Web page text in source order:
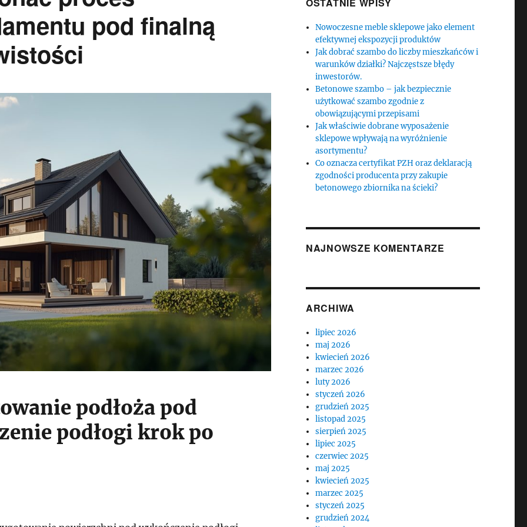
pod finalną
podłoża pod
podłogi krok po
Nowoczesne meble sklepowe jako element
efektywnej ekspozycji produktów
Jak dobrać szambo do liczby mieszkańców i
warunków działki? Najczęstsze błędy
inwestorów.
Betonowe szambo – jak bezpiecznie
użytkować szambo zgodnie z
obowiązującymi przepisami
Jak właściwie dobrane wyposażenie
sklepowe wpływają na wyróżnienie
asortymentu?
Co oznacza certyfikat PZH oraz deklaracją
zgodności producenta przy zakupie
betonowego zbiornika na ścieki?
NAJNOWSZE KOMENTARZE
ARCHIWA
lipiec 2026
maj 2026
kwiecień 2026
marzec 2026
luty 2026
styczeń 2026
grudzień 2025
listopad 2025
sierpień 2025
lipiec 2025
czerwiec 2025
maj 2025
kwiecień 2025
marzec 2025
styczeń 2025
grudzień 2024